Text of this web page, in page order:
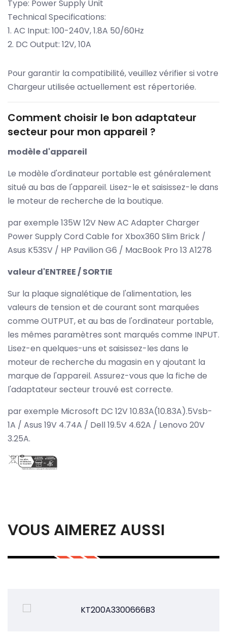
Type: Power Supply Unit
Technical Specifications:
1. AC Input: 100-240V, 1.8A 50/60Hz
2. DC Output: 12V, 10A
Pour garantir la compatibilité, veuillez vérifier si votre
Chargeur utilisée actuellement est répertoriée.
Comment choisir le bon adaptateur
secteur pour mon appareil ?
modèle d'appareil
Le modèle d'ordinateur portable est généralement
situé au bas de l'appareil. Lisez-le et saisissez-le dans
le moteur de recherche de la boutique.
par exemple 135W 12V New AC Adapter Charger
Power Supply Cord Cable for Xbox360 Slim Brick /
Asus K53SV / HP Pavilion G6 / MacBook Pro 13 A1278
valeur d'ENTREE / SORTIE
Sur la plaque signalétique de l'alimentation, les
valeurs de tension et de courant sont marquées
comme OUTPUT, et au bas de l'ordinateur portable,
les mêmes paramètres sont marqués comme INPUT.
Lisez-en quelques-uns et saisissez-les dans le
moteur de recherche du magasin en y ajoutant la
marque de l'appareil. Assurez-vous que la fiche de
l'adaptateur secteur trouvé est correcte.
par exemple Microsoft DC 12V 10.83A(10.83A).5Vsb-
1A / Asus 19V 4.74A / Dell 19.5V 4.62A / Lenovo 20V
3.25A.
VOUS AIMEREZ AUSSI